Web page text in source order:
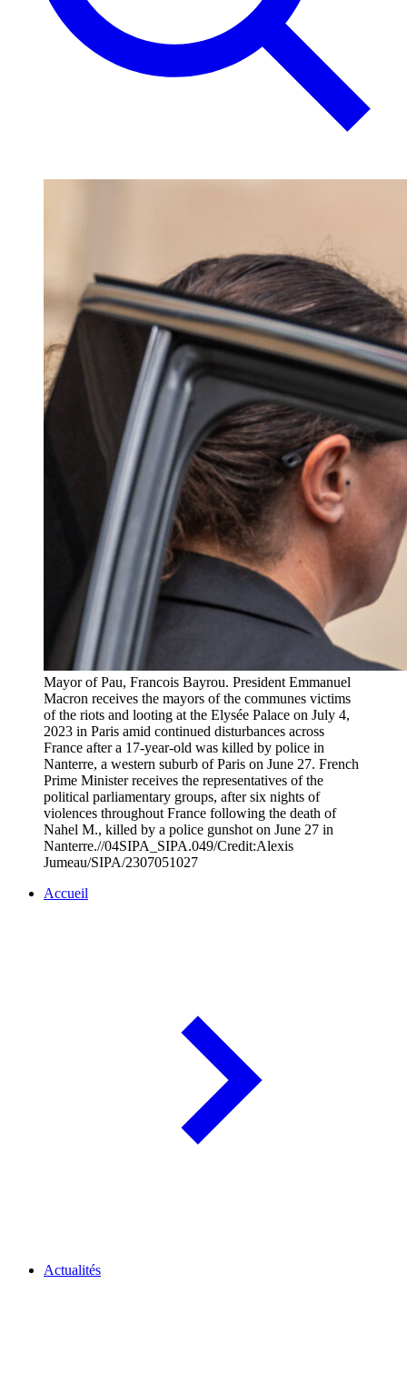
Mayor of Pau, Francois Bayrou. President Emmanuel
Macron receives the mayors of the communes victims
of the riots and looting at the Elysée Palace on July 4,
2023 in Paris amid continued disturbances across
France after a 17-year-old was killed by police in
Nanterre, a western suburb of Paris on June 27. French
Prime Minister receives the representatives of the
political parliamentary groups, after six nights of
violences throughout France following the death of
Nahel M., killed by a police gunshot on June 27 in
Nanterre.//04SIPA_SIPA.049/Credit:Alexis
Jumeau/SIPA/2307051027
Accueil
Actualités